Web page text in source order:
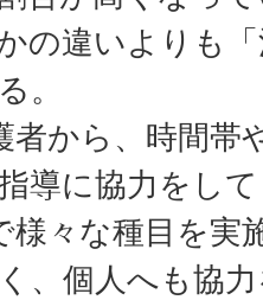
の違いよりも
。
者から、時間
導に協力をし
様々な種目を実
、個人へも協